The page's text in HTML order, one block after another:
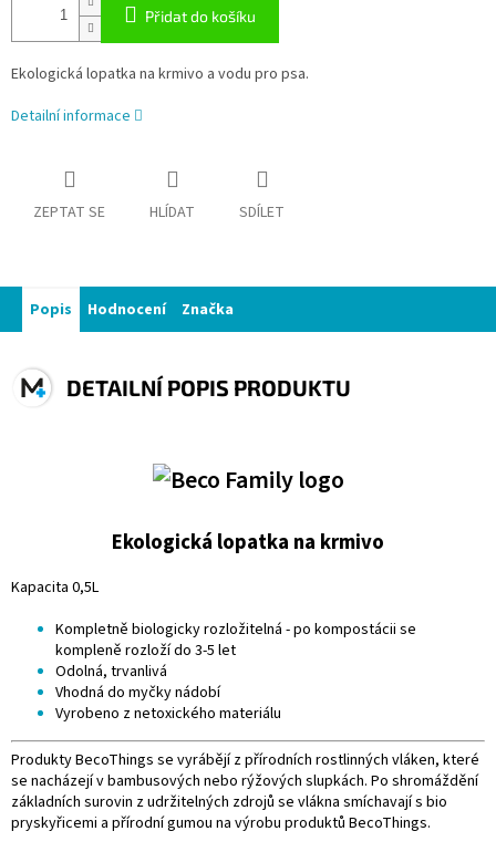
Přidat do košíku
Ekologická lopatka na krmivo a vodu pro psa.
Detailní informace
ZEPTAT SE HLÍDAT SDÍLET
Popis Hodnocení Značka
DETAILNÍ POPIS PRODUKTU
Ekologická lopatka na krmivo
Kapacita 0,5L
Kompletně biologicky rozložitelná - po kompostácii se
kompleně rozloží do 3-5 let
Odolná, trvanlivá
Vhodná do myčky nádobí
Vyrobeno z netoxického materiálu
Produkty BecoThings se vyrábějí z přírodních rostlinných vláken, které
se nacházejí v bambusových nebo rýžových slupkách. Po shromáždění
základních surovin z udržitelných zdrojů se vlákna smíchavají s bio
pryskyřicemi a přírodní gumou na výrobu produktů BecoThings.